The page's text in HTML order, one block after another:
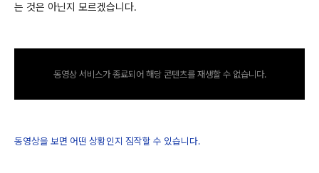
는 것은 아닌지 모르겠습니다.
동영상 서비스가 종료되어 해당 콘텐츠를 재생할 수 없습니다.
동영상을 보면 어떤 상황인지 짐작할 수 있습니다.